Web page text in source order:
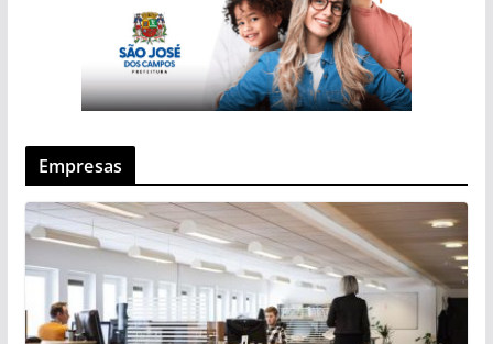
Empresas